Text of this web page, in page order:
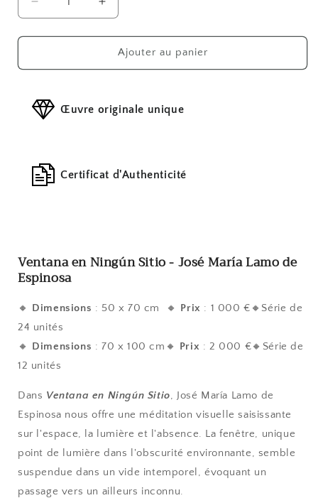
Réduire
la
quantité
Ventana
Ningún
Sitio
Augmenter
la
quantité
Ventana
Sitio
Ajouter au panier
Œuvre originale unique
Certificat d'Authenticité
Ventana en Ningún Sitio - José María Lamo de
Espinosa
🔸 Dimensions : 50 x 70 cm 🔸 Prix : 1 000 €🔸Série de
24 unités
🔸 Dimensions : 70 x 100 cm🔸 Prix : 2 000 €🔸Série de
12 unités
Dans Ventana en Ningún Sitio, José María Lamo de
Espinosa nous offre une méditation visuelle saisissante
sur l'espace, la lumière et l'absence. La fenêtre, unique
point de lumière dans l'obscurité environnante, semble
suspendue dans un vide intemporel, évoquant un
passage vers un ailleurs inconnu.